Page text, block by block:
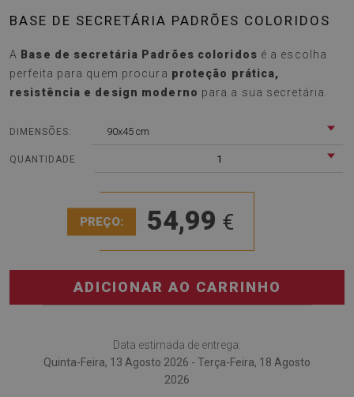
BASE DE SECRETÁRIA PADRÕES COLORIDOS
A Base de secretária Padrões coloridos é a escolha
perfeita para quem procura proteção prática,
resistência e design moderno para a sua secretária.
DIMENSÕES: 90x45 cm
QUANTIDADE 1
PREÇO: 54,99 €
ADICIONAR AO CARRINHO
Data estimada de entrega:
Quinta-Feira, 13 Agosto 2026 - Terça-Feira, 18 Agosto
2026